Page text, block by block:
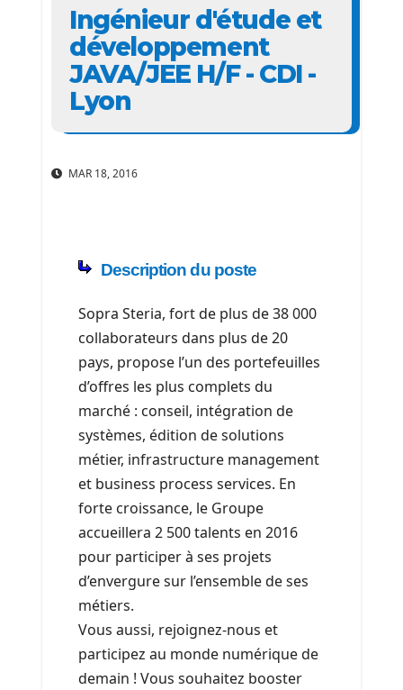
Ingénieur d'étude et
développement
JAVA/JEE H/F - CDI -
Lyon
MAR 18, 2016
Description du poste
Sopra Steria, fort de plus de 38 000
collaborateurs dans plus de 20
pays, propose l’un des portefeuilles
d’offres les plus complets du
marché : conseil, intégration de
systèmes, édition de solutions
métier, infrastructure management
et business process services. En
forte croissance, le Groupe
accueillera 2 500 talents en 2016
pour participer à ses projets
d’envergure sur l’ensemble de ses
métiers.
Vous aussi, rejoignez-nous et
participez au monde numérique de
demain ! Vous souhaitez booster